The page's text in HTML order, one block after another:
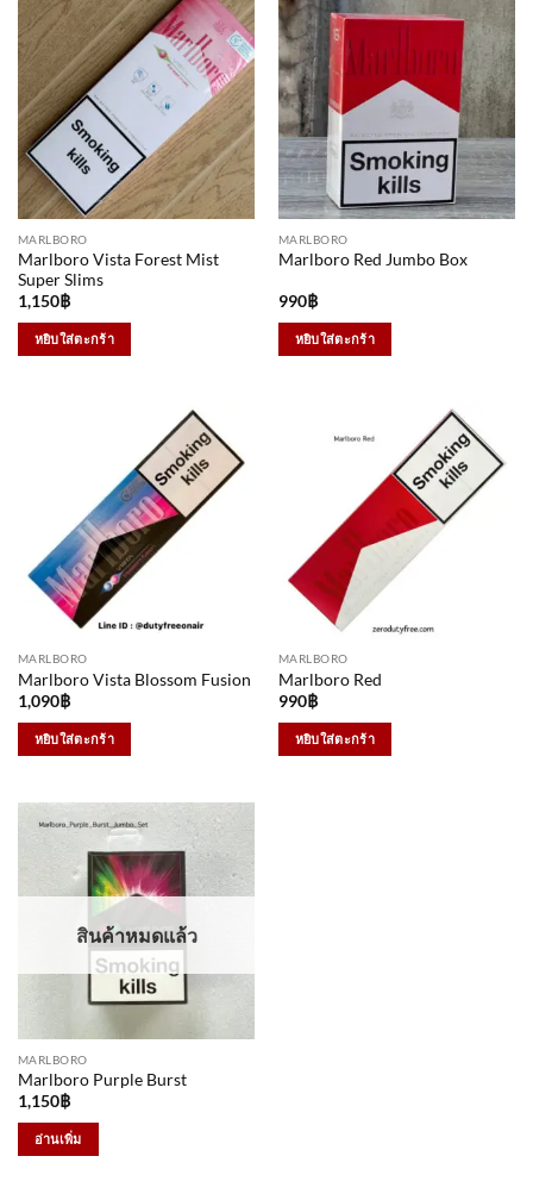
MARLBORO
Marlboro Vista Forest Mist
Super Slims
1,150฿
หยิบใส่ตะกร้า
MARLBORO
Marlboro Red Jumbo Box
990฿
หยิบใส่ตะกร้า
MARLBORO
Marlboro Vista Blossom Fusion
1,090฿
หยิบใส่ตะกร้า
MARLBORO
Marlboro Red
990฿
หยิบใส่ตะกร้า
สินค้าหมดแล้ว
MARLBORO
Marlboro Purple Burst
1,150฿
อ่านเพิ่ม